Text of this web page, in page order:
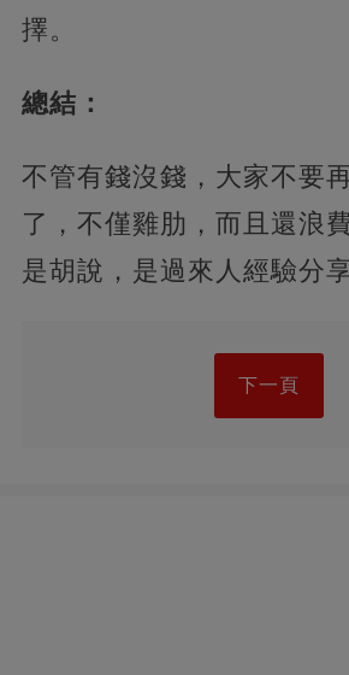
擇。
總結：
不管有錢沒錢，大家不要
了，不僅雞肋，而且還浪
是胡說，是過來人經驗分享
下一頁